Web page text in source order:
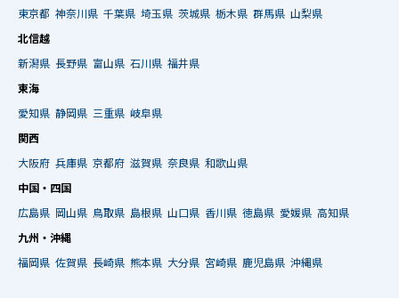
東京都 神奈川県 千葉県 埼玉県 茨城県 栃木県 群馬県 山梨県
北信越
新潟県 長野県 富山県 石川県 福井県
東海
愛知県 静岡県 三重県 岐阜県
関西
大阪府 兵庫県 京都府 滋賀県 奈良県 和歌山県
中国・四国
広島県 岡山県 鳥取県 島根県 山口県 香川県 徳島県 愛媛県 高知県
九州・沖縄
福岡県 佐賀県 長崎県 熊本県 大分県 宮崎県 鹿児島県 沖縄県